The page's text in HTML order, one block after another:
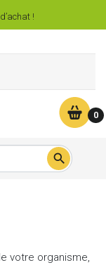
!
0

votre organisme,